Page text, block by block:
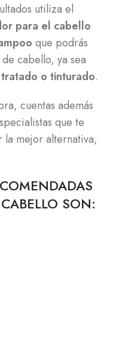
utiliza el
para el cabello
que podrás
cabello, ya sea
tratado o tinturado.
cuentas además
que te
la mejor alternativa,
SON: